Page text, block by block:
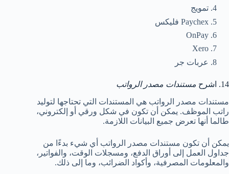
تمويج
Paychex فليكس
OnPay
Xero
عربات جر
14. اشرح
مستندات مصدر الرواتب
مستندات مصدر الرواتب هي المستندات التي تحتاجها لتوليد
راتب الموظف. يمكن أن تكون في شكل ورقي أو إلكتروني،
طالما أنها تعرض جميع البيانات اللازمة.
يمكن أن تكون مستندات مصدر الرواتب أي شيء بدءًا من
جداول العمل إلى أوراق الدفع، ومسجلات الوقت، والفواتير،
والمعلومات المصرفية، وأكواد الضرائب، وما إلى ذلك.